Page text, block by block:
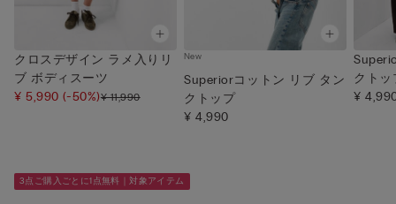
クロスデザイン ラメ入りリ
ブ ボディスーツ
¥ 5,990(-50%)¥ 11,990
New
Superiorコットン リブ タン
クトップ
¥ 4,990
クトッ
¥
3点ご購入ごとに1点無料｜対象アイテム